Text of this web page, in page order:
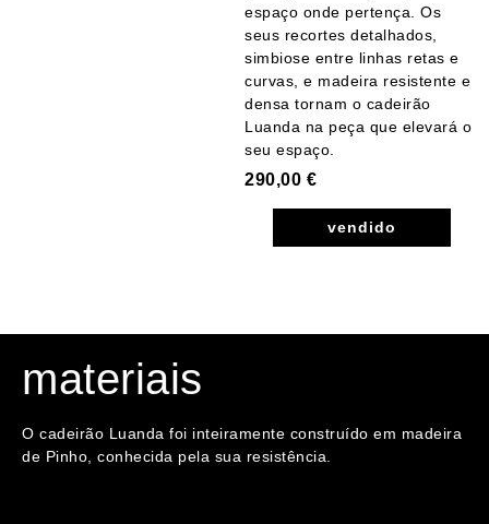
espaço onde pertença. Os
seus recortes detalhados,
simbiose entre linhas retas e
curvas, e madeira resistente e
densa tornam o cadeirão
Luanda na peça que elevará o
seu espaço.
290,00 €
vendido
materiais
O cadeirão Luanda foi inteiramente construído em madeira
de Pinho, conhecida pela sua resistência.